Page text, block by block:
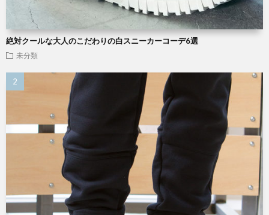
絶対クールな大人のこだわりの白スニーカーコーデ6選
未分類